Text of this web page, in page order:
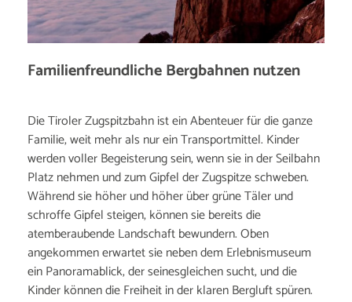
Familienfreundliche Bergbahnen nutzen
Die Tiroler Zugspitzbahn ist ein Abenteuer für die ganze
Familie, weit mehr als nur ein Transportmittel. Kinder
werden voller Begeisterung sein, wenn sie in der Seilbahn
Platz nehmen und zum Gipfel der Zugspitze schweben.
Während sie höher und höher über grüne Täler und
schroffe Gipfel steigen, können sie bereits die
atemberaubende Landschaft bewundern. Oben
angekommen erwartet sie neben dem Erlebnismuseum
ein Panoramablick, der seinesgleichen sucht, und die
Kinder können die Freiheit in der klaren Bergluft spüren.